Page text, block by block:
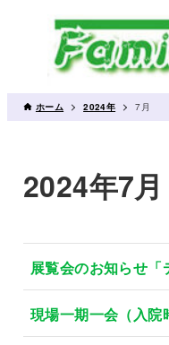
ホーム 2024年 7月
2024年7月
展覧会のお知らせ「
現場一期一会（入院